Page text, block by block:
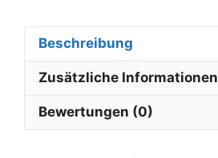
Beschreibung
Zusätzliche Informationen
Bewertungen (0)